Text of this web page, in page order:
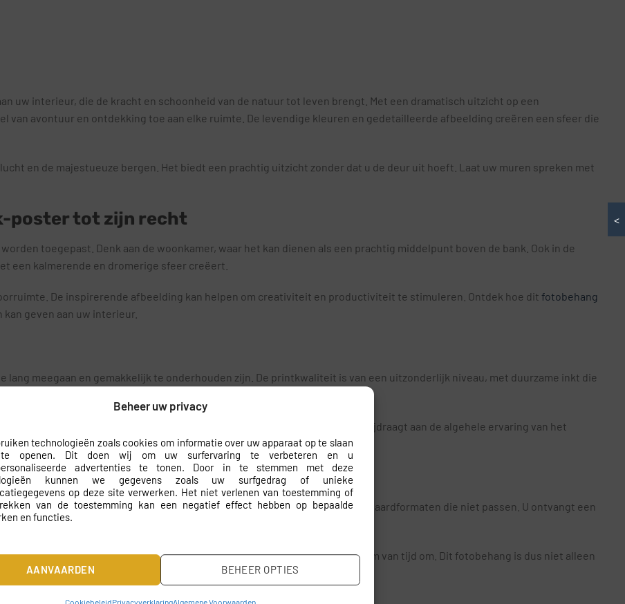
Beheer uw privacy
technologieën zoals cookies om informatie over uw apparaat op te slaan
openen. Dit doen wij om uw surfervaring te verbeteren en u
advertenties te tonen. Door in te stemmen met deze
kunnen we gegevens zoals uw surfgedrag of unieke
op deze site verwerken. Het niet verlenen van toestemming of
van de toestemming kan een negatief effect hebben op bepaalde
en functies.
AANVAARDEN BEHEER OPTIES
CookiebeleidPrivacyverklaringAlgemene Voorwaarden
uw interieur, die de kracht en schoonheid van de natuur tot leven brengt. Met een dramatisch uitzicht op een
van avontuur en ontdekking toe aan elke ruimte. De levendige kleuren en gedetailleerde afbeelding creëren een sfeer die
en de majestueuze bergen. Het biedt een prachtig uitzicht zonder dat u de deur uit hoeft. Laat uw muren spreken met
poster tot zijn recht
toegepast. Denk aan de woonkamer, waar het kan dienen als een prachtig middelpunt boven de bank. Ook in de
een kalmerende en dromerige sfeer creëert.
De inspirerende afbeelding kan helpen om creativiteit en productiviteit te stimuleren. Ontdek hoe dit fotobehang
geven aan uw interieur.
lang meegaan en gemakkelijk te onderhouden zijn. De printkwaliteit is van een uitzonderlijk niveau, met duurzame inkt die
fris en levendig uitzien.
tot leven komt. U kunt elke nuance van de natuur waarnemen, wat bijdraagt aan de algehele ervaring van het
ook een waardevolle aanvulling op uw interieur.
aansluit bij uw muur. Dit betekent dat u niet hoeft te prutsen met standaardformaten die niet passen. U ontvangt een
Met de juiste instructies en een beetje geduld tovert u uw ruimte in een mum van tijd om. Dit fotobehang is dus niet alleen
<